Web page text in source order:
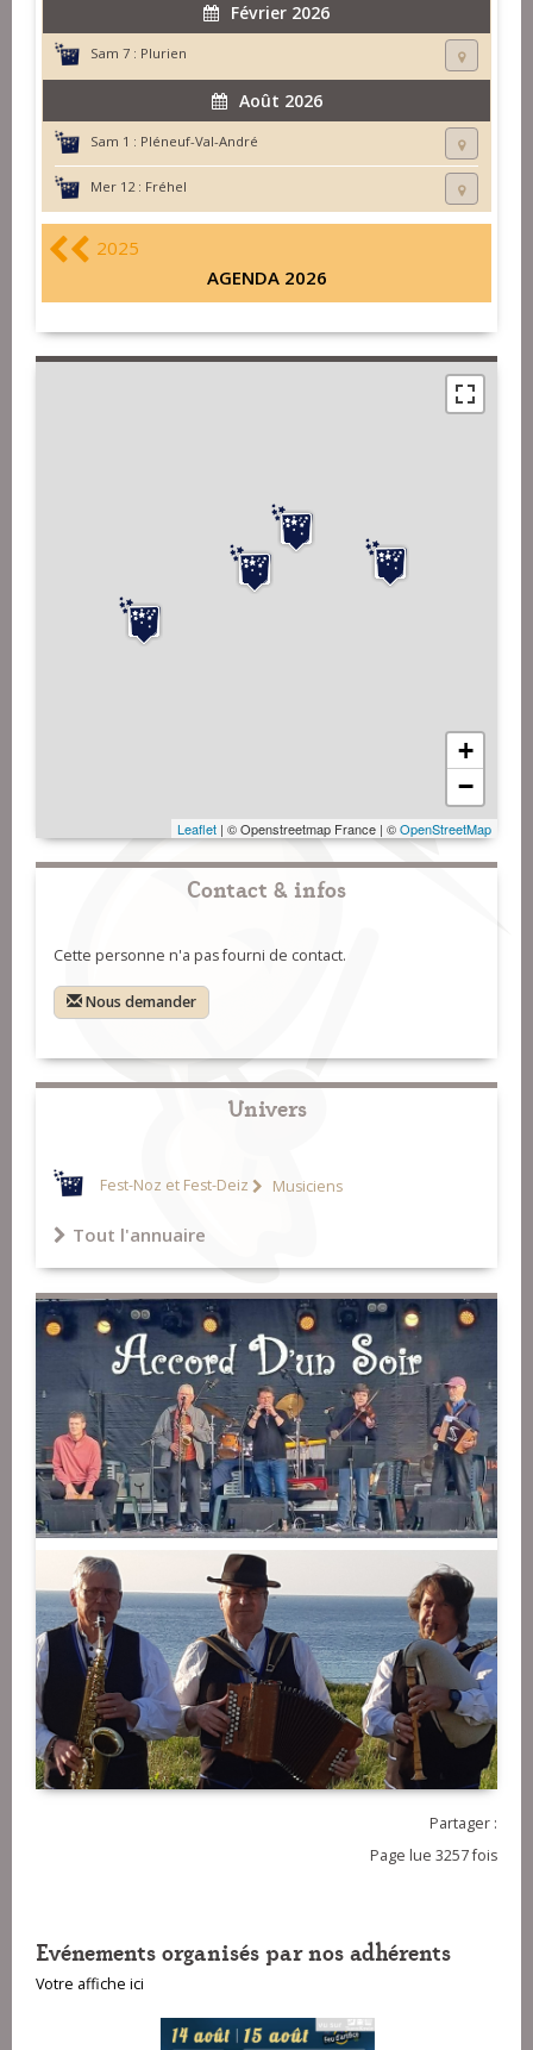
Février 2026
Sam 7 : Plurien
Août 2026
Sam 1 : Pléneuf-Val-André
Mer 12 : Fréhel
2025
AGENDA 2026
+
−
Leaflet | © Openstreetmap France | ©OpenStreetMap
Contact & infos
Cette personne n'a pas fourni de contact.
Nous demander
Univers
Fest-Noz et Fest-Deiz Musiciens
Tout l'annuaire
Partager :
Page lue 3257 fois
Evénements organisés par nos adhérents
Votre affiche ici